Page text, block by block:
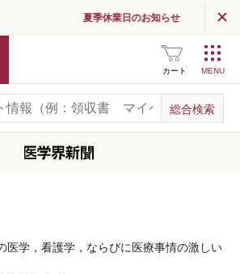
夏季休業日のお知らせ
カート
医学，看護学，ならびに医療事情の激しい